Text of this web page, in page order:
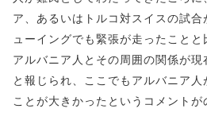
ア、あるいはトルコ対スイスの試
ューイングでも緊張が走ったこと
アルバニア人とその周囲の関係が現
と報じられ、ここでもアルバニア
ことが大きかったというコメントが